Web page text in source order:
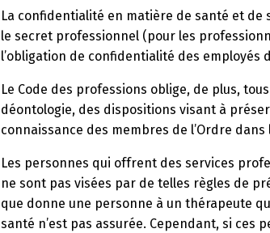
La confidentialité en matière de santé et de
le secret professionnel (pour les
l’obligation de confidentialité des employés
Le Code des professions oblige, de plus,
déontologie, des dispositions visant à
connaissance des membres de l’Ordre
Les personnes qui offrent des services
ne sont pas visées par de telles règles de
que donne une personne à un thérapeute
santé n’est pas assurée. Cependant, si ces